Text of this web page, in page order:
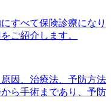
すべて保険診療になり
ご紹介します。
因、治療法、予防方法
ら手術まであり、予防